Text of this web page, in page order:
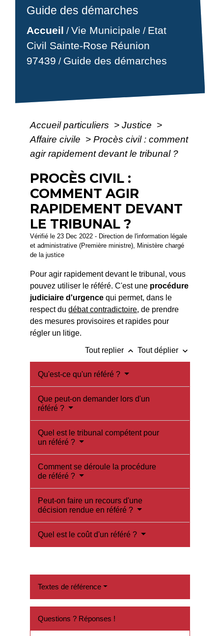
Guide des démarches
Accueil /Vie Municipale / Etat
Civil Sainte-Rose Réunion
97439 / Guide des démarches
Accueil particuliers > Justice >
Affaire civile > Procès civil : comment
agir rapidement devant le tribunal ?
PROCÈS CIVIL :
COMMENT AGIR
RAPIDEMENT DEVANT
LE TRIBUNAL ?
Vérifié le 23 Dec 2022 - Direction de l'information légale
et administrative (Première ministre), Ministère chargé
de la justice
Pour agir rapidement devant le tribunal, vous
pouvez utiliser le référé. C'est une procédure
judiciaire d'urgence qui permet, dans le
respect dudébat contradictoire, de prendre
des mesures provisoires et rapides pour
régler un litige.
Tout replier keyboard_arrow_up Tout déplier keyboard_arrow_down
Qu'est-ce qu'un référé ?
Que peut-on demander lors d'un
référé ?
Quel est le tribunal compétent pour
un référé ?
Comment se déroule la procédure
de référé ?
Peut-on faire un recours d'une
décision rendue en référé ?
Quel est le coût d'un référé ?
Textes de référence
Questions ? Réponses !